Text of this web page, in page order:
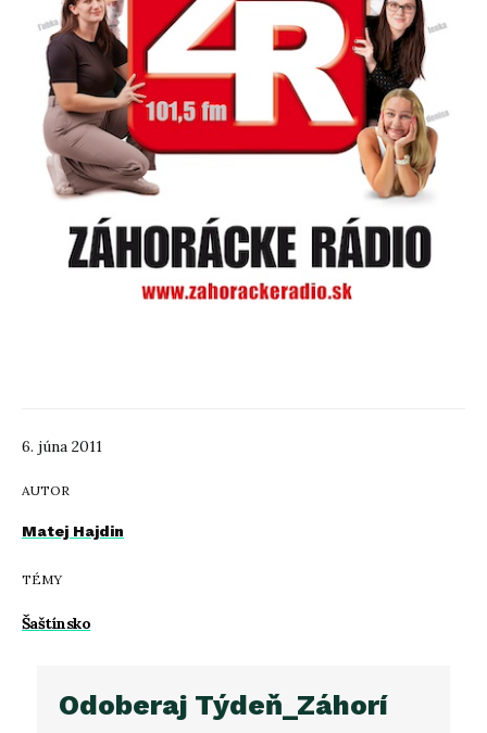
6. júna 2011
AUTOR
Matej Hajdin
TÉMY
Šaštínsko
Odoberaj Týdeň_Záhorí